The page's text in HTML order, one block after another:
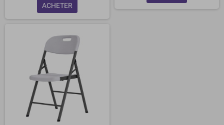
ACHETER